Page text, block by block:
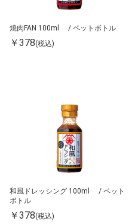
焼肉FAN 100ml / ペットボトル
￥378(税込)
和風ドレッシング 100ml / ペット
ボトル
￥378(税込)